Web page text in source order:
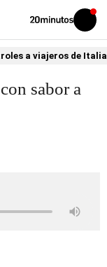
Volver
Iniciar
sesión
a viajeros de
sabor a